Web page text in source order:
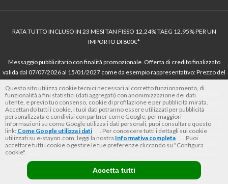
RATA TUTTO INCLUSO IN 23 MESI TAN FISSO 12,24% TAEG 12,95% PER UN
IMPORTO DI 800€*
Messaggio pubblicitario con finalità promozionale. Offerta di credito finalizzato
valida dal 07/07/2026 al 15/01/2027 come da esempio rappresentativo: Prezzo del
bene € 800, Tan fisso 12,24% Taeg 12,95%, in 23 rate da € 40 costi accessori
dell’offerta azzerati. Importo totale del credito € 800. Importo totale dovuto dal
Consumatore € 920. Decorrenza media della prima rata a 90 giorni. Al fine di gestire
le tue spese in modo responsabile e di conoscere eventuali altre offerte disponibili,
Findomestic ti ricorda, prima di sottoscrivere il contratto, di prendere visione di
tutte le condizioni economiche e contrattuali, facendo riferimento alle Informazioni
Europee di Base sul Credito ai Consumatori (IEBCC) nel percorso online. Salvo
approvazione di Findomestic Banca S.p.A.. Il rivenditore (StayON) opera quale
intermediario del credito per Findomestic Banca S.p.A., non in esclusiva.
Questo sito utilizza cookie tecnici necessari al corretto funzionamento, di
funzionalità a fini statistici (dati aggregati) con anonimizzazione dei dati
utente, e previo tuo consenso, cookie di profilazione e per pubblicità mirata.
Accettando tutti i cookie, i tuoi dati potranno essere utilizzati per pubblicità
personalizzata e condivisi con partner come Google, per maggiori
informazioni su come Google utilizza i dati personali, puoi consultare questo
link: Come Google utilizza i dati
. Per conoscere tutti i dettagli sui cookie
utilizzati su e-stayon.com, leggi la nostra Informativa completa
. Puoi
accettare tutti i cookie o gestire le tue preferenze cliccando su "Configura
cookie".
Accetta tutti